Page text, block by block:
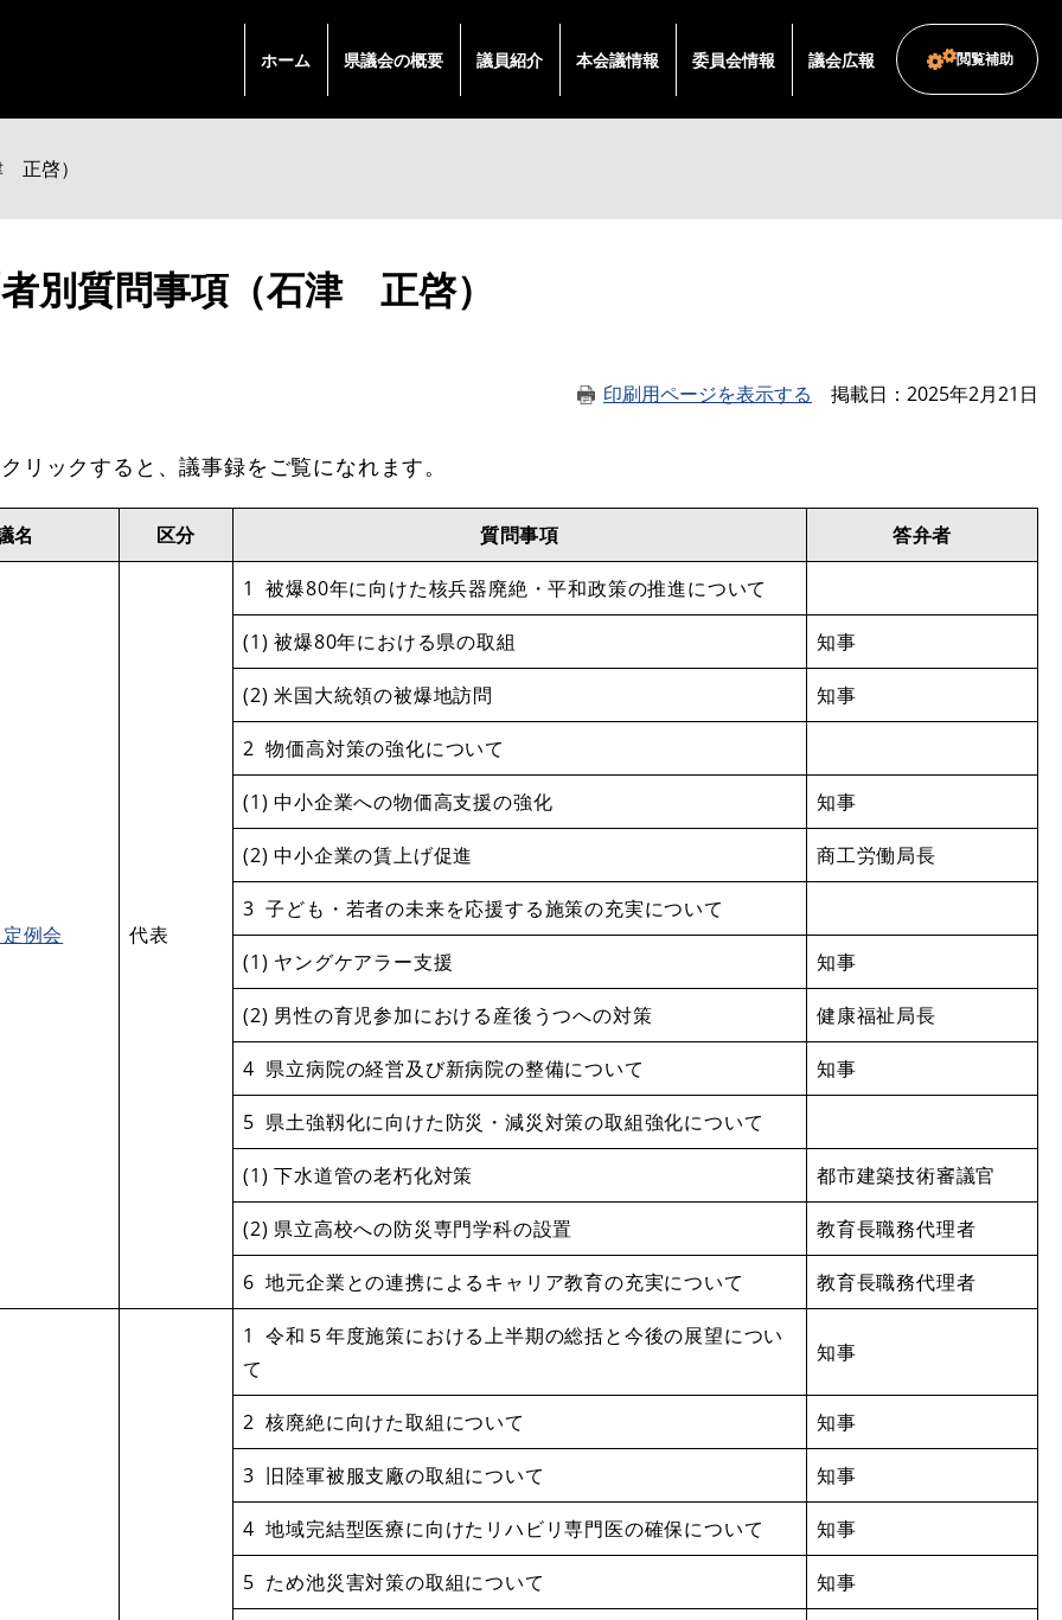
ホーム 県議会の概要 議員紹介 本会議情報 委員会情報 議会広報 閲覧補助
正啓）
別質問事項（石津 正啓）
印刷用ページを表示する 掲載日 2025年2月21日
リックすると、議事録をご覧になれます。
名 区分 質問事項 答弁者
例会 代表
1 被爆80年に向けた核兵器廃絶・平和政策の推進について
(1) 被爆80年における県の取組 知事
(2) 米国大統領の被爆地訪問 知事
2 物価高対策の強化について
(1) 中小企業への物価高支援の強化 知事
(2) 中小企業の賃上げ促進 商工労働局長
3 子ども・若者の未来を応援する施策の充実について
(1) ヤングケアラー支援 知事
(2) 男性の育児参加における産後うつへの対策 健康福祉局長
4 県立病院の経営及び新病院の整備について 知事
5 県土強靱化に向けた防災・減災対策の取組強化について
(1) 下水道管の老朽化対策 都市建築技術審議官
(2) 県立高校への防災専門学科の設置 教育長職務代理者
6 地元企業との連携によるキャリア教育の充実について 教育長職務代理者
1 令和５年度施策における上半期の総括と今後の展望につい
て
知事
2 核廃絶に向けた取組について 知事
3 旧陸軍被服支廠の取組について 知事
4 地域完結型医療に向けたリハビリ専門医の確保について 知事
5 ため池災害対策の取組について 知事